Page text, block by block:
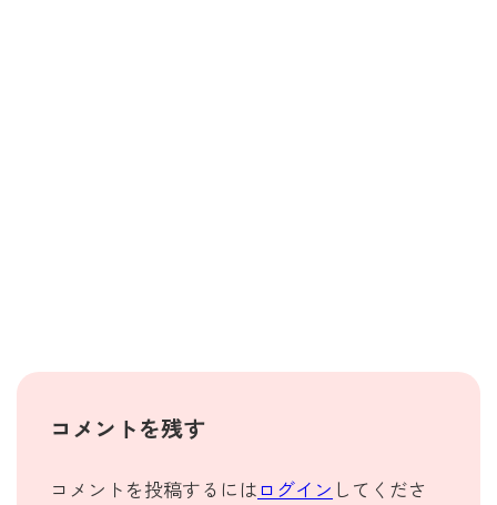
コメントを残す
コメントを投稿するには ログイン してくださ